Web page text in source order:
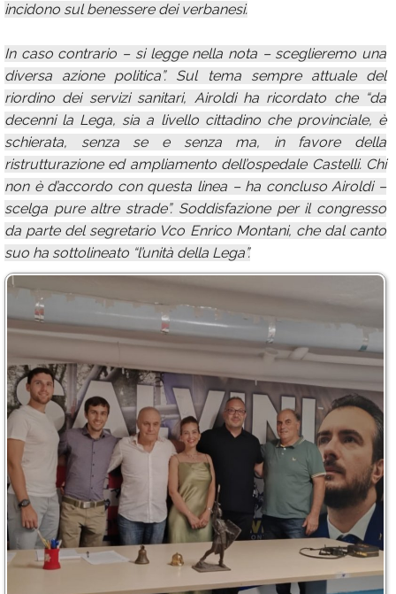
incidono sul benessere dei verbanesi.
In caso contrario – si legge nella nota – sceglieremo una
diversa azione politica”. Sul tema sempre attuale del
riordino dei servizi sanitari, Airoldi ha ricordato che “da
decenni la Lega, sia a livello cittadino che provinciale, è
schierata, senza se e senza ma, in favore della
ristrutturazione ed ampliamento dell’ospedale Castelli. Chi
non è d’accordo con questa linea – ha concluso Airoldi –
scelga pure altre strade”. Soddisfazione per il congresso
da parte del segretario Vco Enrico Montani, che dal canto
suo ha sottolineato “l’unità della Lega”.